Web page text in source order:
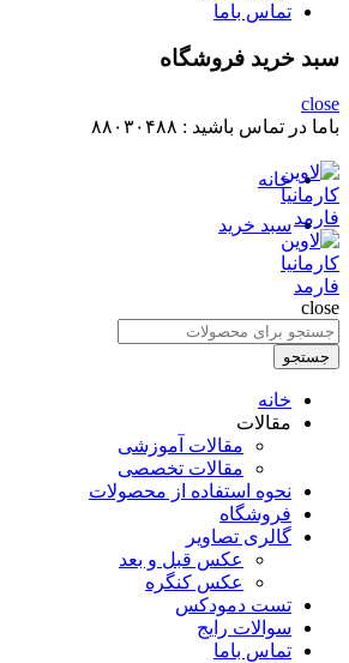
تماس باما
سبد خرید فروشگاه
close
باما در تماس باشید : ۸۸۰۳۰۴۸۸
خانه
سبد خرید
close
جستجو
برای
:
جستجو
خانه
مقالات
مقالات آموزشی
مقالات تخصصی
نحوه استفاده از محصولات
فروشگاه
گالری تصاویر
عکس قبل و بعد
عکس کنگره
تست دمودکس
سوالات رایج
تماس باما